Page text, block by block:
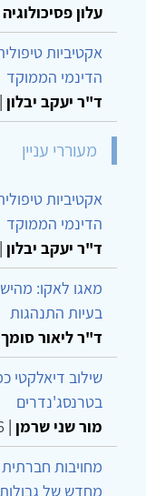
עלון
אקטיביות
הדינמי הממוקד
ד"ר יעקב יבלון |
מעוררי עניין
אקטיביות
הדינמי הממוקד
ד"ר יעקב יבלון |
מאגו לאקו:
בעיות התנהגות
ד"ר ליאור סומך
שילוב
בטרנסג'נדרים
מור שני שרמן |
מחויבות
מחדש של